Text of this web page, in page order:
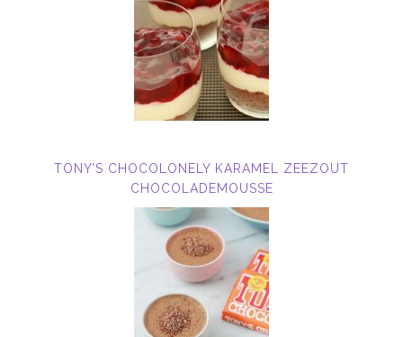
TONY’S CHOCOLONELY KARAMEL ZEEZOUT
CHOCOLADEMOUSSE